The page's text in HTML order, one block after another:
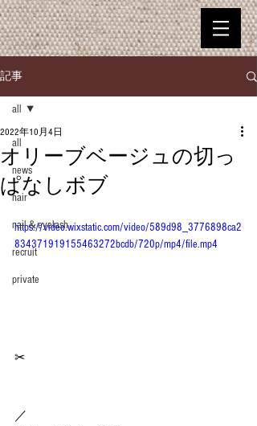
記事
all
news
hair
nail＆eyelash
recruit
private
all
オリーブベージュの切っ
ぱなしボブ
2022年10月4日
https://video.wixstatic.com/video/589d98_3776898ca2
834371919155463272bcdb/720p/mp4/file.mp4
✂︎
／